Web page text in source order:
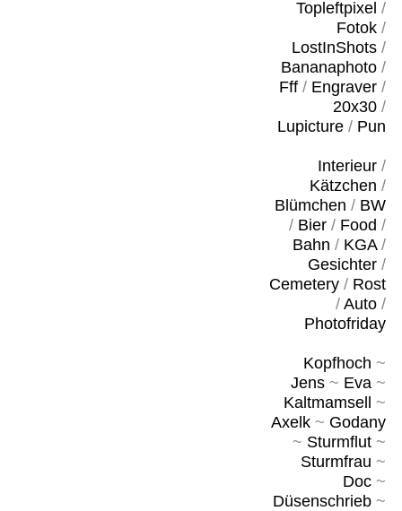
Topleftpixel /
Fotok/
LostInShots/
Bananaphoto/
Fff/ Engraver/
20x30/
Lupicture/ Pun
Interieur/
Kätzchen /
Blümchen / BW
/ Bier/ Food /
Bahn / KGA/
Gesichter/
Cemetery/ Rost
/ Auto/
Photofriday
Kopfhoch ~
Jens~ Eva~
Kaltmamsell
~
Axelk~ Godany
~ Sturmflut~
Sturmfrau ~
Doc~
Düsenschrieb~